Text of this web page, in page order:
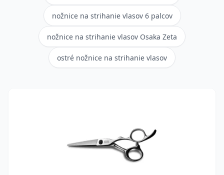
nožnice na strihanie vlasov 6 palcov
nožnice na strihanie vlasov Osaka Zeta
ostré nožnice na strihanie vlasov